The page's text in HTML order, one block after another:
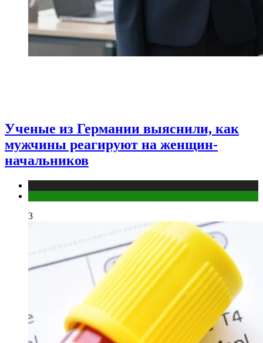
Ученые из Германии выяснили, как
мужчины реагируют на женщин-
начальников
3